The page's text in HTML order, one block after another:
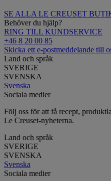
SE ALLA LE CREUSET
Behöver du hjälp?
RING TILL KUNDSERVICE
+46 8 20 00 85
Skicka ett e-postmeddelande till
Land och språk
SVERIGE
SVENSKA
Svenska
Sociala medier
Följ oss för att få recept,
Le Creuset-nyheterna.
Land och språk
SVERIGE
SVENSKA
Svenska
Sociala medier